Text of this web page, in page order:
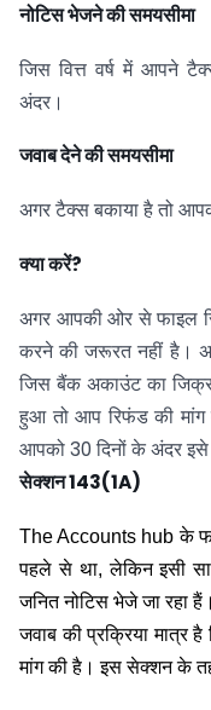
नोटिस भेजने की समयसीमा
जिस वित्त वर्ष में आपने
अंदर।
जवाब देने की समयसीमा
अगर टैक्स बकाया है तो
क्या करें?
अगर आपकी ओर से फाइल
करने की जरूरत नहीं है।
जिस बैंक अकाउंट का
हुआ तो आप रिफंड की मांग
आपको 30 दिनों के अंदर इसे
सेक्शन 143(1A)
The Accounts hub के
पहले से था, लेकिन इसी
जनित नोटिस भेजे जा रहा
जवाब की प्रक्रिया मात्र
मांग की है। इस सेक्शन के